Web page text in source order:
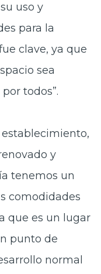
uso y
para la
clave, ya que
sea
todos”.
y
tenemos un
comodidades
que es un lugar
punto de
normal